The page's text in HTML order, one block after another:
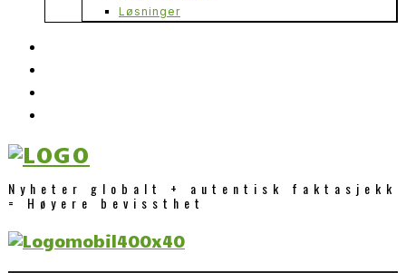
Løsninger
Nyheter globalt + autentisk faktasjekk
= Høyere bevissthet